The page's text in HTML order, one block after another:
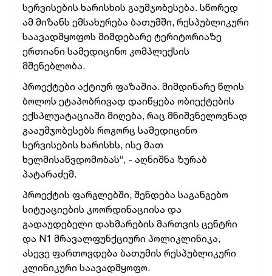
სერვისების ხარისხის გაუმჯობესება. სწორედ
ამ მიზანს ემსახურება ბათუმში, რესპუბლიკური
საავადმყოფოს მიმდებარე ტერიტორიაზე
ერთიანი სამედიცინო კომპლექსის
მშენებლობა.
პროექტები აქტიურ ფაზაშია. მიმდინარე წლის
ბოლოს ეტაპობრივად დაიწყება ობიექტების
ექსპლუატაციაში მიღება, რაც მნიშვნელოვნად
გააუმჯობესებს როგორც სამედიცინო
სერვისების ხარისხს, ისე მათ
ხელმისაწვდომობას“, - აღნიშნა ზურაბ
პატარაძემ.
პროექტის ფარგლებში, შენდება საგანგებო
სიტუაციების კოორდინაციისა და
გადაუდებელი დახმარების მართვის ცენტრი
და N1 მრავალფუნქციური პოლიკლინიკა,
ასევე ფართოვდება ბათუმის რესპუბლიკური
კლინიკური საავადმყოფო.